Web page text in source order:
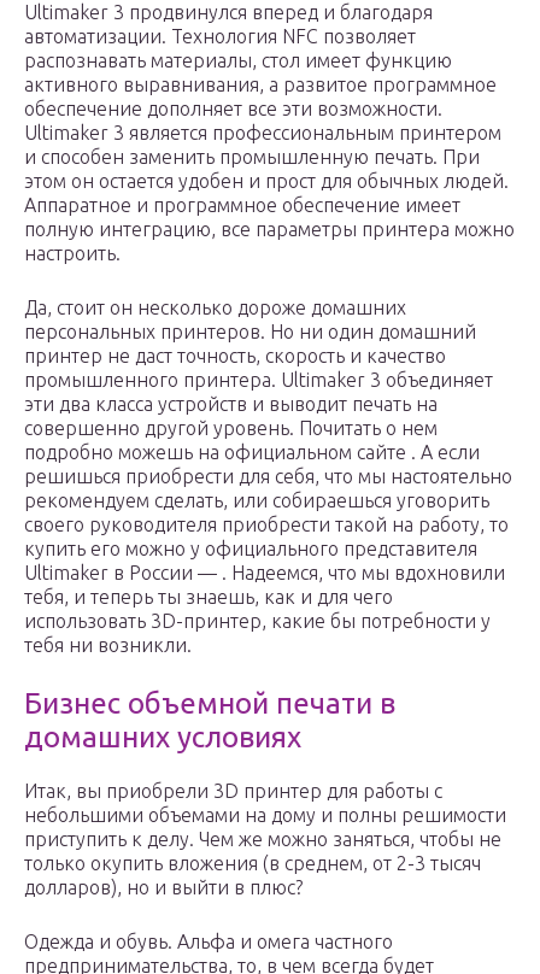
Ultimaker 3 продвинулся вперед и благодаря
автоматизации. Технология NFC позволяет
распознавать материалы, стол имеет функцию
активного выравнивания, а развитое программное
обеспечение дополняет все эти возможности.
Ultimaker 3 является профессиональным принтером
и способен заменить промышленную печать. При
этом он остается удобен и прост для обычных людей.
Аппаратное и программное обеспечение имеет
полную интеграцию, все параметры принтера можно
настроить.
Да, стоит он несколько дороже домашних
персональных принтеров. Но ни один домашний
принтер не даст точность, скорость и качество
промышленного принтера. Ultimaker 3 объединяет
эти два класса устройств и выводит печать на
совершенно другой уровень. Почитать о нем
подробно можешь на официальном сайте . А если
решишься приобрести для себя, что мы настоятельно
рекомендуем сделать, или собираешься уговорить
своего руководителя приобрести такой на работу, то
купить его можно у официального представителя
Ultimaker в России — . Надеемся, что мы вдохновили
тебя, и теперь ты знаешь, как и для чего
использовать 3D-принтер, какие бы потребности у
тебя ни возникли.
Бизнес объемной печати в
домашних условиях
Итак, вы приобрели 3D принтер для работы с
небольшими объемами на дому и полны решимости
приступить к делу. Чем же можно заняться, чтобы не
только окупить вложения (в среднем, от 2-3 тысяч
долларов), но и выйти в плюс?
Одежда и обувь. Альфа и омега частного
предпринимательства, то, в чем всегда будет